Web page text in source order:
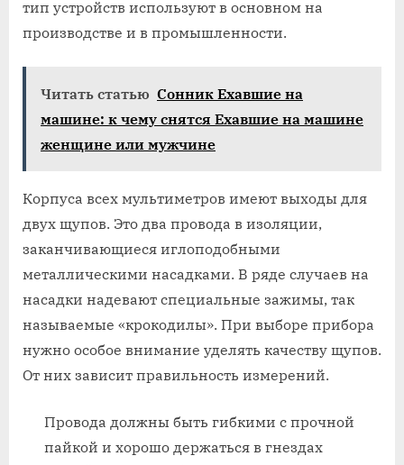
тип устройств используют в основном на
производстве и в промышленности.
Читать статью Сонник Ехавшие на
машине: к чему снятся Ехавшие на машине
женщине или мужчине
Корпуса всех мультиметров имеют выходы для
двух щупов. Это два провода в изоляции,
заканчивающиеся иглоподобными
металлическими насадками. В ряде случаев на
насадки надевают специальные зажимы, так
называемые «крокодилы». При выборе прибора
нужно особое внимание уделять качеству щупов.
От них зависит правильность измерений.
Провода должны быть гибкими с прочной
пайкой и хорошо держаться в гнездах